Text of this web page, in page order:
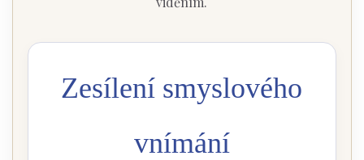
Zesílení smyslového
vnímání